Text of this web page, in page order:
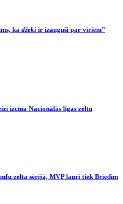
ka džeki ir izauguši par vīriem"
izcīna Nacionālās līgas zeltu
zelta sērijā, MVP lauri tiek Briedim